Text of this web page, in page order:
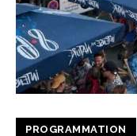
PROGRAMMATION